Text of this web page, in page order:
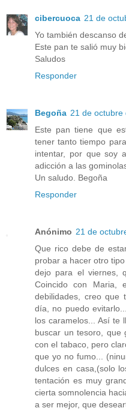
cibercuoca 21 de
Yo también descanso
Este pan te salió muy
Saludos
Responder
Begoña 21 de octubre
Este pan tiene que
tener tanto tiempo
intentar, por que soy
adicción a las
Un saludo. Begoña
Responder
Anónimo 21 de
Que rico debe de
probar a hacer otro
dejo para el viernes,
Coincido con Maria,
debilidades, creo que
día, no puedo
los caramelos... Así te
buscar un tesoro, que
con el tabaco, pero
que yo no fumo...
dulces en casa,(solo
tentación es muy
cierta somnolencia
a ser mejor, que